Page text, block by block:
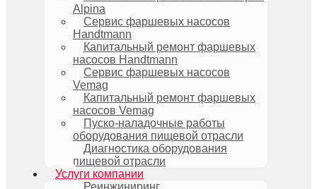
Alpina
Сервис фаршевых насосов
Handtmann
Капитальный ремонт фаршевых
насосов Handtmann
Сервис фаршевых насосов
Vemag
Капитальный ремонт фаршевых
насосов Vemag
Пуско-наладочные работы
оборудования пищевой отрасли
Диагностика оборудования
пищевой отрасли
Услуги компании
Реинжиниринг